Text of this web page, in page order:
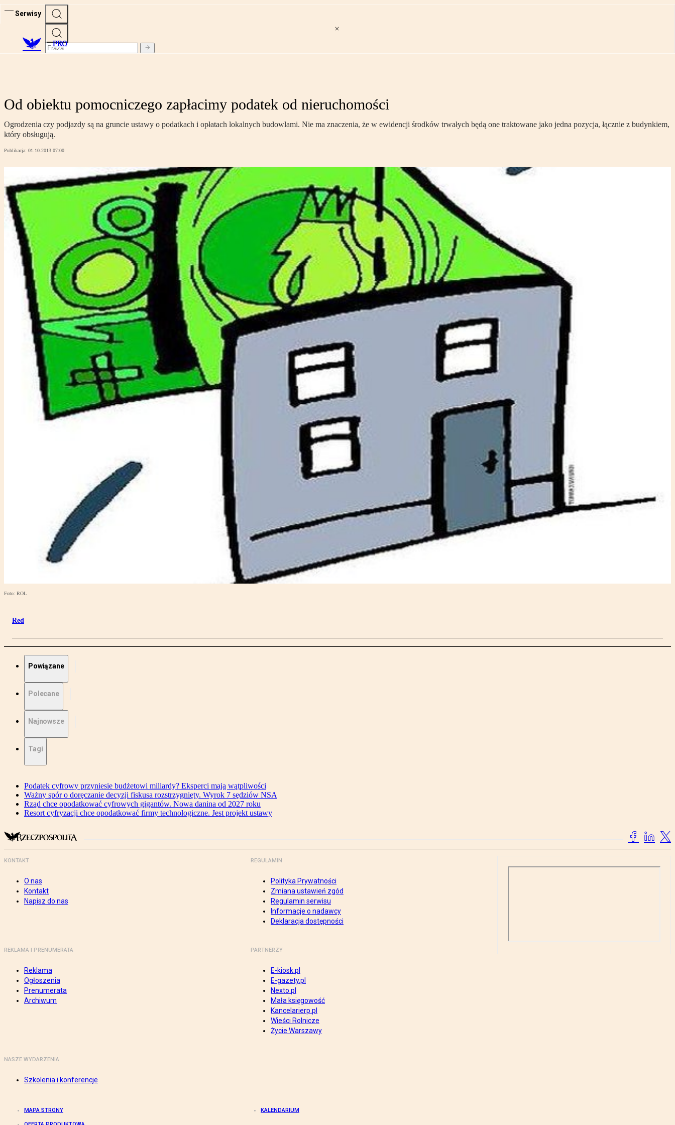
Serwisy
PRO
Od obiektu pomocniczego zapłacimy podatek od nieruchomości
Ogrodzenia czy podjazdy są na gruncie ustawy o podatkach i opłatach lokalnych budowlami. Nie ma znaczenia, że w ewidencji środków trwałych będą one traktowane jako jedna pozycja, łącznie z budynkiem,
który obsługują.
Publikacja: 01.10.2013 07:00
Foto: ROL
Red
Powiązane
Polecane
Najnowsze
Tagi
Podatek cyfrowy przyniesie budżetowi miliardy? Eksperci mają wątpliwości
Ważny spór o doręczanie decyzji fiskusa rozstrzygnięty. Wyrok 7 sędziów NSA
Rząd chce opodatkować cyfrowych gigantów. Nowa danina od 2027 roku
Resort cyfryzacji chce opodatkować firmy technologiczne. Jest projekt ustawy
KONTAKT
O nas
Kontakt
Napisz do nas
REGULAMIN
Polityka Prywatności
Zmiana ustawień zgód
Regulamin serwisu
Informacje o nadawcy
Deklaracja dostępności
REKLAMA I PRENUMERATA
Reklama
Ogłoszenia
Prenumerata
Archiwum
PARTNERZY
E-kiosk.pl
E-gazety.pl
Nexto.pl
Mała księgowość
Kancelarierp.pl
Wieści Rolnicze
Życie Warszawy
NASZE WYDARZENIA
Szkolenia i konferencje
MAPA STRONY KALENDARIUM